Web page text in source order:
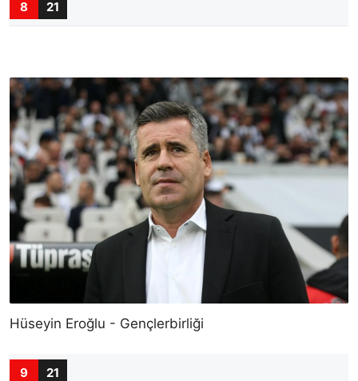
8 21
Hüseyin Eroğlu - Gençlerbirliği
9 21